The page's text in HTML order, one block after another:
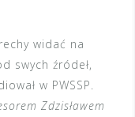
widać na
swych źródeł,
w PWSSP.
Zdzisławem